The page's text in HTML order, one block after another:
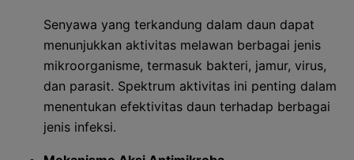
Senyawa yang terkandung dalam daun dapat
menunjukkan aktivitas melawan berbagai jenis
mikroorganisme, termasuk bakteri, jamur, virus,
dan parasit. Spektrum aktivitas ini penting dalam
menentukan efektivitas daun terhadap berbagai
jenis infeksi.